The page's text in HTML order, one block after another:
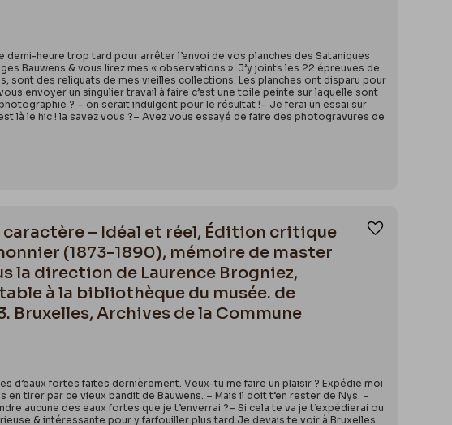
demi-heure trop tard pour arrêter l’envoi de vos planches des Sataniques
Bauwens & vous lirez mes « observations » :J’y joints les 22 épreuves de
des reliquats de mes vieilles collections. Les planches ont disparu pour
envoyer un singulier travail à faire c’est une toile peinte sur laquelle sont
? – on serait indulgent pour le résultat !– Je ferai un essai sur
là le hic ! la savez vous ?– Avez vous essayé de faire des photogravures de
– Idéal et réel, Édition critique
(1873-1890), mémoire de master
la direction de Laurence Brogniez,
à la bibliothèque du musée. de
Bruxelles, Archives de la Commune
d’eaux fortes faites dernièrement. Veux-tu me faire un plaisir ? Expédie moi
en tirer par ce vieux bandit de Bauwens. – Mais il doit t’en rester de Nys. –
aucune des eaux fortes que je t’enverrai ?– Si cela te va je t’expédierai ou
& intéressante pour y farfouiller plus tard.Je devais te voir à Bruxelles
Ajouter